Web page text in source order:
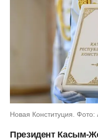
Новая Конституция. Фото:
Президент Касым-